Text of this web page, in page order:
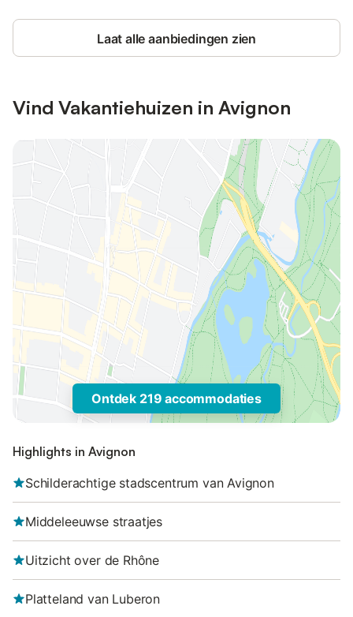
Laat alle aanbiedingen zien
Vind Vakantiehuizen in Avignon
Ontdek 219 accommodaties
Highlights in Avignon
Schilderachtige stadscentrum van Avignon
Middeleeuwse straatjes
Uitzicht over de Rhône
Platteland van Luberon